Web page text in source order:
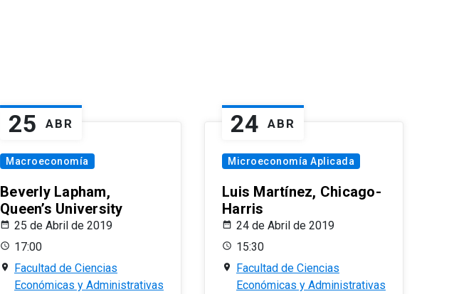
25 ABR
Macroeconomía
Beverly Lapham,
Queen’s University
25 de Abril de 2019
17:00
Facultad de Ciencias
Económicas y Administrativas
24 ABR
Microeconomía Aplicada
Luis Martínez, Chicago-
Harris
24 de Abril de 2019
15:30
Facultad de Ciencias
Económicas y Administrativas